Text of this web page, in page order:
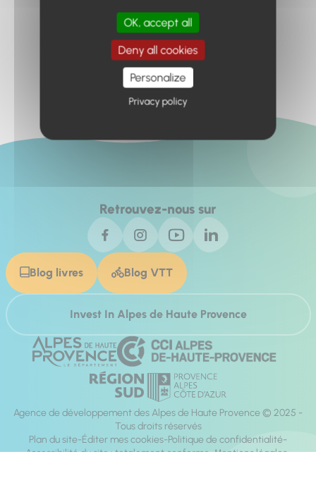
Retour à l'accueil
Retrouvez-nous sur
Blog livres Blog VTT
Invest In Alpes de Haute Provence
Agence de développement des Alpes de Haute Provence © 2025 -
Tous droits réservés
Plan du site Éditer mes cookies Politique de confidentialité
Accessibilité du site : totalement conforme Mentions légales
OK, accept all
Deny all cookies
Personalize
Privacy policy